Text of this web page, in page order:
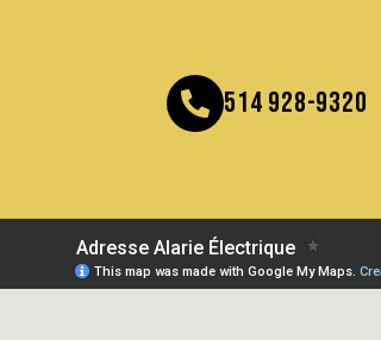
514 928-9320